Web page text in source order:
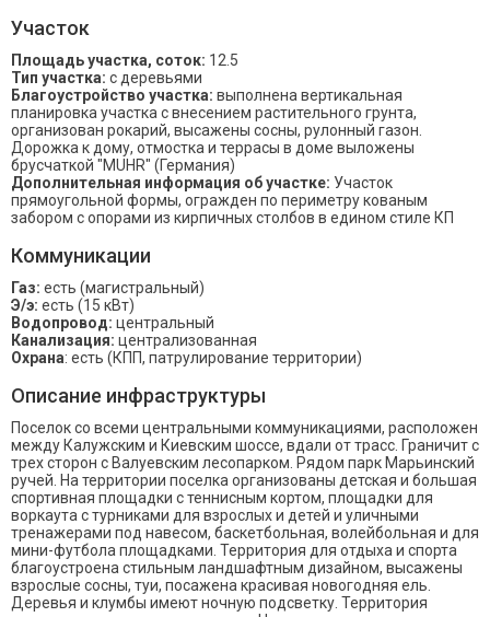
Участок
Площадь участка, соток: 12.5
Тип участка: с деревьями
Благоустройство участка: выполнена вертикальная
планировка участка с внесением растительного грунта,
организован рокарий, высажены сосны, рулонный газон.
Дорожка к дому, отмостка и террасы в доме выложены
брусчаткой "MUHR" (Германия)
Дополнительная информация об участке: Участок
прямоугольной формы, огражден по периметру кованым
забором с опорами из кирпичных столбов в едином стиле КП
Коммуникации
Газ: есть (магистральный)
Э/э: есть (15 кВт)
Водопровод: центральный
Канализация: централизованная
Охрана: есть (КПП, патрулирование территории)
Описание инфраструктуры
Поселок со всеми центральными коммуникациями, расположен
между Калужским и Киевским шоссе, вдали от трасс. Граничит с
трех сторон с Валуевским лесопарком. Рядом парк Марьинский
ручей. На территории поселка организованы детская и большая
спортивная площадки с теннисным кортом, площадки для
воркаута с турниками для взрослых и детей и уличными
тренажерами под навесом, баскетбольная, волейбольная и для
мини-футбола площадками. Территория для отдыха и спорта
благоустроена стильным ландшафтным дизайном, высажены
взрослые сосны, туи, посажена красивая новогодняя ель.
Деревья и клумбы имеют ночную подсветку. Территория